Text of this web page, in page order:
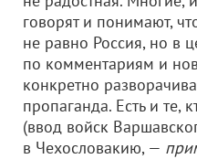
говорят и понимают,
не равно Россия, но в
по комментариям и
конкретно
пропаганда. Есть и те,
(ввод войск
в Чехословакию, —